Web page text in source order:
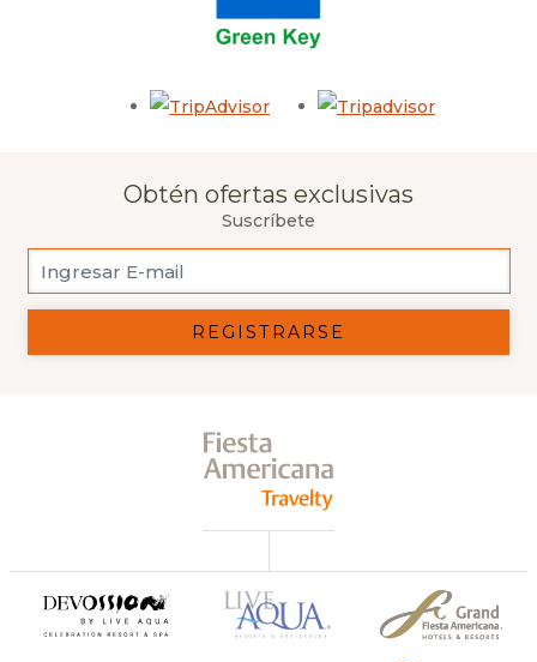
Opens in a new tab.
Obtén ofertas exclusivas
Suscríbete
REGISTRARSE